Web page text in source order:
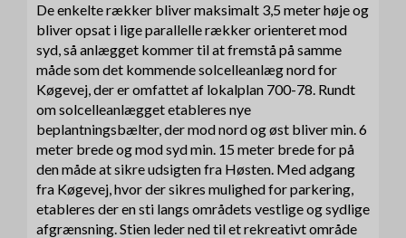
De enkelte rækker bliver maksimalt 3,5 meter høje og
bliver opsat i lige parallelle rækker orienteret mod
syd, så anlægget kommer til at fremstå på samme
måde som det kommende solcelleanlæg nord for
Køgevej, der er omfattet af lokalplan 700-78. Rundt
om solcelleanlægget etableres nye
beplantningsbælter, der mod nord og øst bliver min. 6
meter brede og mod syd min. 15 meter brede for på
den måde at sikre udsigten fra Høsten. Med adgang
fra Køgevej, hvor der sikres mulighed for parkering,
etableres der en sti langs områdets vestlige og sydlige
afgrænsning. Stien leder ned til et rekreativt område